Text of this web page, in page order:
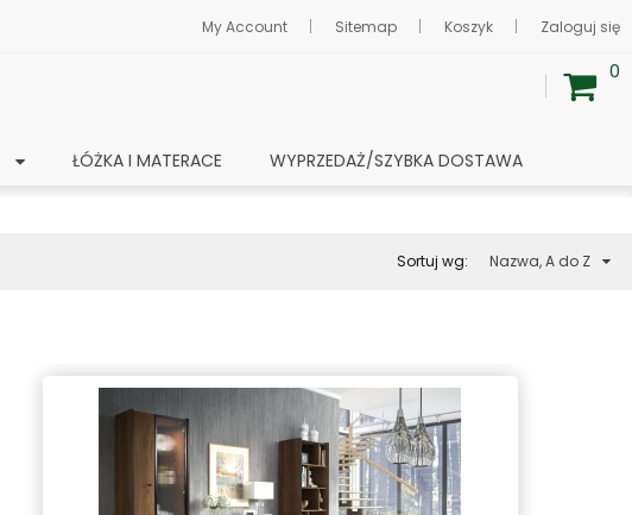
My Account Sitemap Koszyk Zaloguj się
0
ŁÓŻKA I MATERACE WYPRZEDAŻ/SZYBKA DOSTAWA
Sortuj wg: Nazwa, A do Z